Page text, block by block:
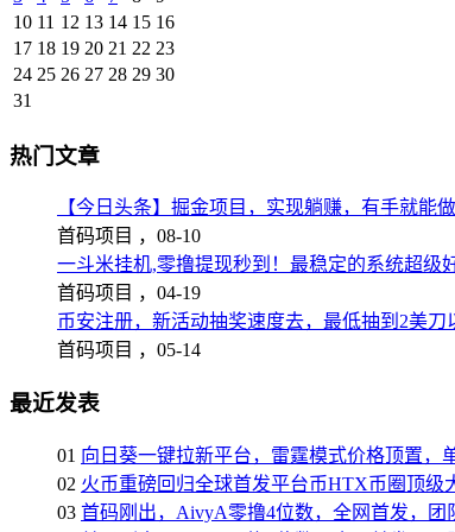
10 11 12 13 14 15 16
17 18 19 20 21 22 23
24 25 26 27 28 29 30
31
热门文章
【今日头条】掘金项目，实现躺赚，有手就能
首码项目 ， 08-10
一斗米挂机,零撸提现秒到！最稳定的系统超级
首码项目 ， 04-19
币安注册，新活动抽奖速度去，最低抽到2美刀
首码项目 ， 05-14
最近发表
01 向日葵一键拉新平台，雷霆模式价格顶置，
02 火币重磅回归全球首发平台币HTX币圈顶
03 首码刚出，AivyA零撸4位数，全网首发，团